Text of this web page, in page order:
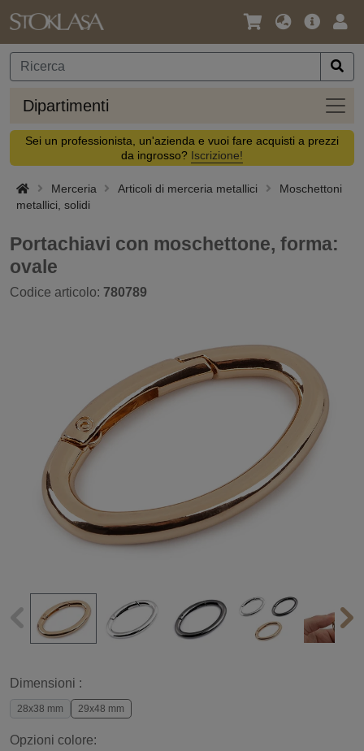
Lingua
Valuta
Offerta
Dipartimenti
Sei un professionista, un'azienda e vuoi fare acquisti a prezzi
da ingrosso? Iscrizione!
Merceria Articoli di merceria metallici
Moschettoni
metallici, solidi
Portachiavi con moschettone, forma:
ovale
Codice articolo: 780789
Dimensioni :
28x38 mm 29x48 mm
Opzioni colore: